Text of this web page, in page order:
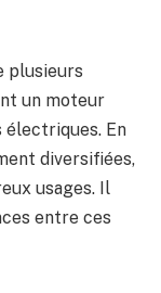
plusieurs
un moteur
En
diversifiées,
usages. Il
entre ces